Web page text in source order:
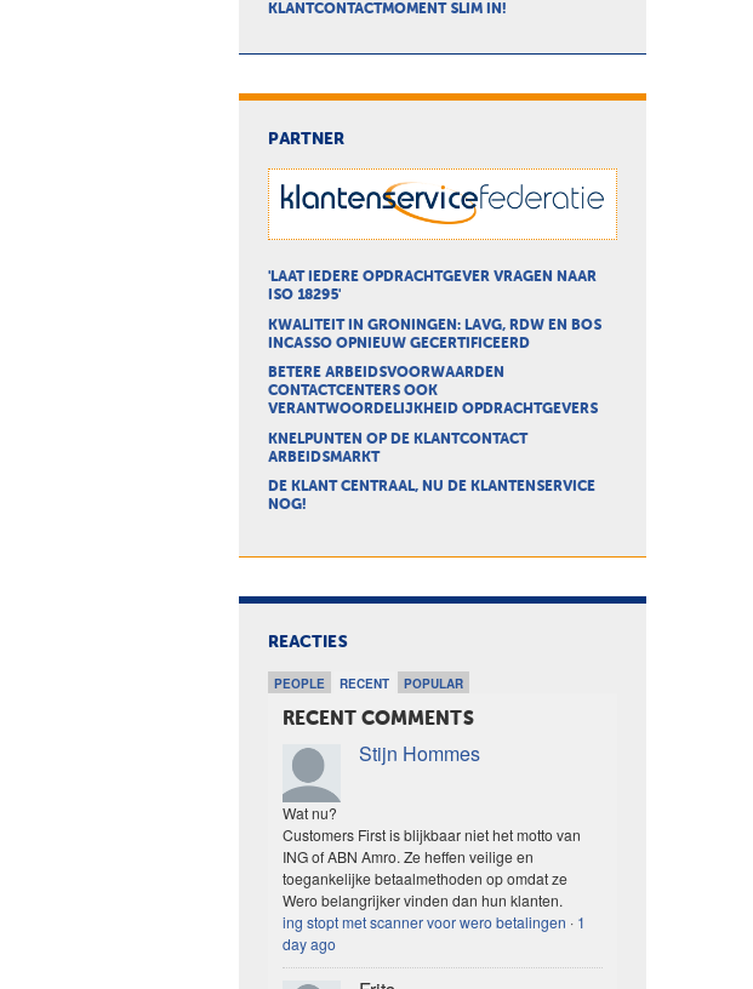
KLANTCONTACTMOMENT SLIM IN!
PARTNER
'LAAT IEDERE OPDRACHTGEVER VRAGEN NAAR
ISO 18295'
KWALITEIT IN GRONINGEN: LAVG, RDW EN BOS
INCASSO OPNIEUW GECERTIFICEERD
BETERE ARBEIDSVOORWAARDEN
CONTACTCENTERS OOK
VERANTWOORDELIJKHEID OPDRACHTGEVERS
KNELPUNTEN OP DE KLANTCONTACT
ARBEIDSMARKT
DE KLANT CENTRAAL, NU DE KLANTENSERVICE
NOG!
REACTIES
PEOPLE RECENT POPULAR
RECENT COMMENTS
Stijn Hommes
Wat nu?
Customers First is blijkbaar niet het motto van
ING of ABN Amro. Ze heffen veilige en
toegankelijke betaalmethoden op omdat ze
Wero belangrijker vinden dan hun klanten.
ing stopt met scanner voor wero betalingen · 1
day ago